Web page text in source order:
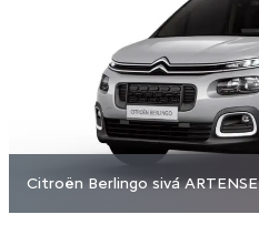
Citroën Berlingo sivá ARTENSE